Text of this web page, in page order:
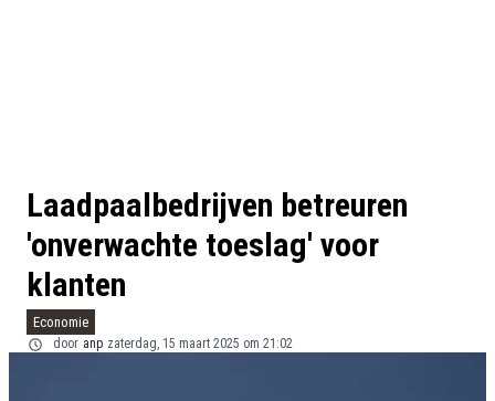
Laadpaalbedrijven betreuren
'onverwachte toeslag' voor
klanten
Economie
door anp zaterdag, 15 maart 2025 om 21:02